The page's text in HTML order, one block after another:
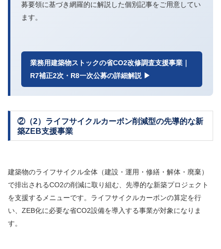
募要領に基づき網羅的に解説した個別記事をご用意してい
ます。
業務用建築物ストックの省CO2改修調査支援事業｜
R7補正2次・R8一次公募の詳細解説 ▶
②（2）ライフサイクルカーボン削減型の先導的な新
築ZEB支援事業
建築物のライフサイクル全体（建設・運用・修繕・解体・廃棄）
で排出されるCO2の削減に取り組む、先導的な新築プロジェクト
を支援するメニューです。ライフサイクルカーボンの算定を行
い、ZEB化に必要な省CO2設備を導入する事業が対象になりま
す。